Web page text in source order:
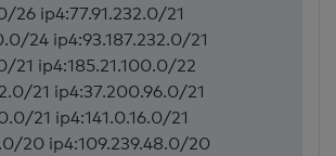
26 ip4:77.91.232.0/21
24 ip4:93.187.232.0/21
21 ip4:185.21.100.0/22
21 ip4:37.200.96.0/21
21 ip4:141.0.16.0/21
20 ip4:109.239.48.0/20